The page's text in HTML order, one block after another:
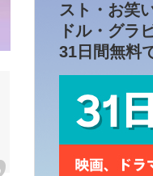
スト・お笑
ドル・グラ
31日間無料